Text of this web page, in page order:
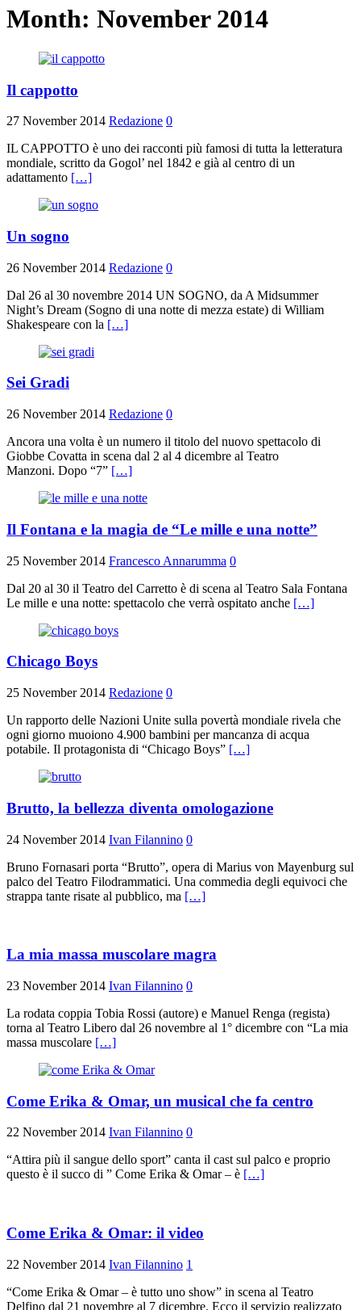
Month: November 2014
Il cappotto
27 November 2014 Redazione 0
IL CAPPOTTO è uno dei racconti più famosi di tutta la letteratura
mondiale, scritto da Gogol’ nel 1842 e già al centro di un
adattamento […]
Un sogno
26 November 2014 Redazione 0
Dal 26 al 30 novembre 2014 UN SOGNO, da A Midsummer
Night’s Dream (Sogno di una notte di mezza estate) di William
Shakespeare con la […]
Sei Gradi
26 November 2014 Redazione 0
Ancora una volta è un numero il titolo del nuovo spettacolo di
Giobbe Covatta in scena dal 2 al 4 dicembre al Teatro
Manzoni. Dopo “7” […]
Il Fontana e la magia de “Le mille e una notte”
25 November 2014 Francesco Annarumma 0
Dal 20 al 30 il Teatro del Carretto è di scena al Teatro Sala Fontana
Le mille e una notte: spettacolo che verrà ospitato anche […]
Chicago Boys
25 November 2014 Redazione 0
Un rapporto delle Nazioni Unite sulla povertà mondiale rivela che
ogni giorno muoiono 4.900 bambini per mancanza di acqua
potabile. Il protagonista di “Chicago Boys” […]
Brutto, la bellezza diventa omologazione
24 November 2014 Ivan Filannino 0
Bruno Fornasari porta “Brutto”, opera di Marius von Mayenburg sul
palco del Teatro Filodrammatici. Una commedia degli equivoci che
strappa tante risate al pubblico, ma […]
La mia massa muscolare magra
23 November 2014 Ivan Filannino 0
La rodata coppia Tobia Rossi (autore) e Manuel Renga (regista)
torna al Teatro Libero dal 26 novembre al 1° dicembre con “La mia
massa muscolare […]
Come Erika & Omar, un musical che fa centro
22 November 2014 Ivan Filannino 0
“Attira più il sangue dello sport” canta il cast sul palco e proprio
questo è il succo di ” Come Erika & Omar – è […]
Come Erika & Omar: il video
22 November 2014 Ivan Filannino 1
“Come Erika & Omar – è tutto uno show” in scena al Teatro
Delfino dal 21 novembre al 7 dicembre. Ecco il servizio realizzato